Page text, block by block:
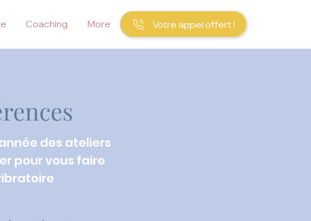
Coaching More Votre appel offert !
des ateliers
pour vous faire